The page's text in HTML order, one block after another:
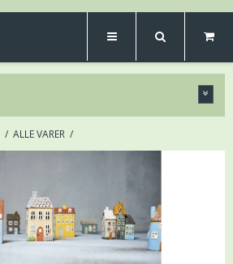
/ ALLE VARER /